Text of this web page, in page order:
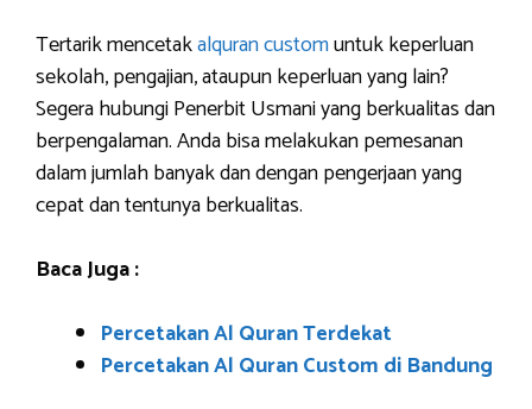
Tertarik mencetakalquran customuntuk keperluan
sekolah, pengajian, ataupun keperluan yang lain?
Segera hubungi Penerbit Usmani yang berkualitas dan
berpengalaman. Anda bisa melakukan pemesanan
dalam jumlah banyak dan dengan pengerjaan yang
cepat dan tentunya berkualitas.
Baca Juga :
Percetakan Al Quran Terdekat
Percetakan Al Quran Custom di Bandung